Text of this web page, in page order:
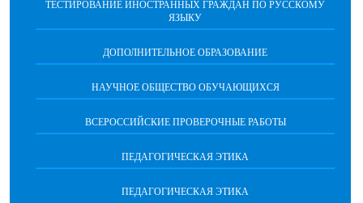
ТЕСТИРОВАНИЕ ИНОСТРАННЫХ ГРАЖДАН ПО РУССКОМУ
ЯЗЫКУ
ДОПОЛНИТЕЛЬНОЕ ОБРАЗОВАНИЕ
НАУЧНОЕ ОБЩЕСТВО ОБУЧАЮЩИХСЯ
ВСЕРОССИЙСКИЕ ПРОВЕРОЧНЫЕ РАБОТЫ
ПЕДАГОГИЧЕСКАЯ ЭТИКА
ПЕДАГОГИЧЕСКАЯ ЭТИКА